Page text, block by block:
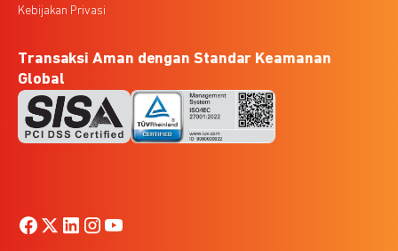
Kebijakan Privasi
Transaksi Aman dengan Standar Keamanan
Global